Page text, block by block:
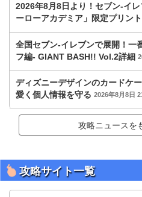
2026年8月8日より！セブン‐イ
ーローアカデミア」限定プリント
全国セブン‐イレブンで展開！一
フ編- GIANT BASH!! Vol.2詳細
ディズニーデザインのカードケ
愛く個人情報を守る 2026年8月8日
攻略ニュースを
攻略サイト一覧